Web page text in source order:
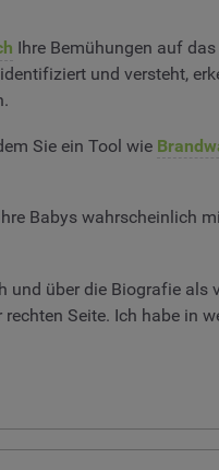
Ihre Bemühungen auf
und versteht,
Sie ein Tool wie
Babys wahrscheinlich
und über die Biografie als
Seite. Ich habe in